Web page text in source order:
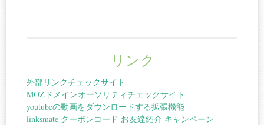
リンク
外部リンクチェックサイト
MOZドメインオーソリティチェックサイト
youtubeの動画をダウンロードする拡張機能
linksmate クーポンコード お友達紹介 キャンペーン